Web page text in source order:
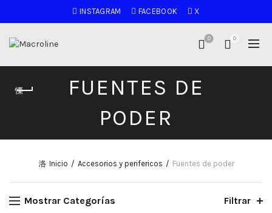
INSTAGRAM FACEBOOK X
0 0
FUENTES DE
PODER
Inicio Accesorios y perifericos Fuentes de poder
Mostrar Categorías Filtrar